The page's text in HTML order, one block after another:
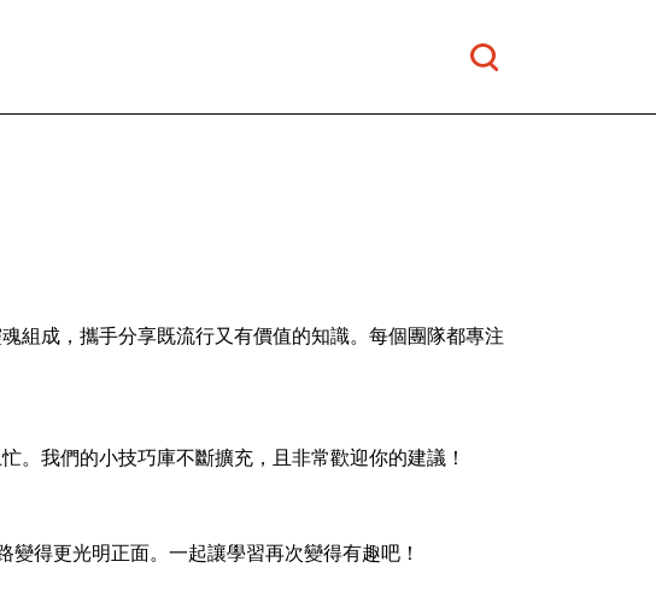
組成，攜手分享既流行又有價值的知識。每個團隊都專注
。我們的小技巧庫不斷擴充，且非常歡迎你的建議！
得更光明正面。一起讓學習再次變得有趣吧！